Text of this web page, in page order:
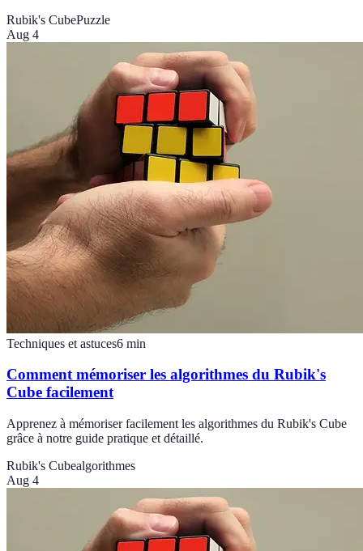
Rubik's CubePuzzle
Aug 4
Techniques et astuces6 min
Comment mémoriser les algorithmes du Rubik's
Cube facilement
Apprenez à mémoriser facilement les algorithmes du Rubik's Cube
grâce à notre guide pratique et détaillé.
Rubik's Cubealgorithmes
Aug 4